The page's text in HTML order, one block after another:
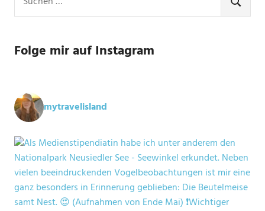
nach:
SUCHEN
Folge mir auf Instagram
mytravelisland